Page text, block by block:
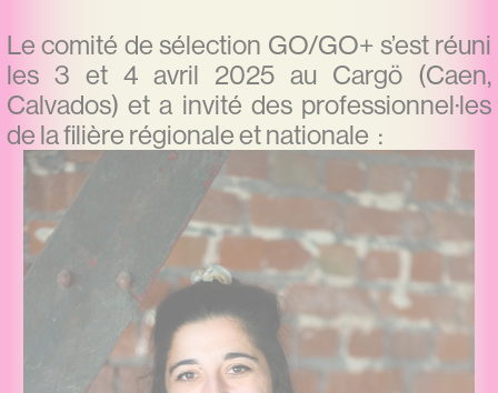
Le comité de sélection GO/GO+ s’est réuni
les 3 et 4 avril 2025 au Cargö (Caen,
Calvados) et a invité des professionnel·les
de la filière régionale et nationale :